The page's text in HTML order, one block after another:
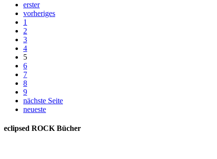
erster
vorheriges
1
2
3
4
5
6
7
8
9
nächste Seite
neueste
eclipsed ROCK Bücher